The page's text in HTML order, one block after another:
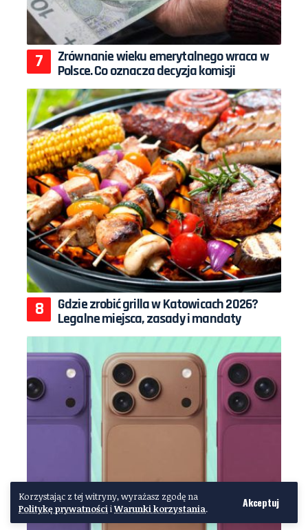
Korzystając z tej witryny, wyrażasz zgodę na
Politykę prywatnościiWarunki korzystania. Akceptuj
Zrównanie wieku emerytalnego wraca w
Polsce. Co oznacza decyzja komisji
Gdzie zrobić grilla w Katowicach 2026?
Legalne miejsca, zasady i mandaty